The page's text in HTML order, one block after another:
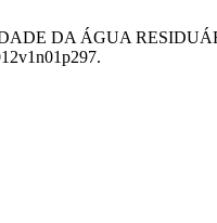
DA ÁGUA